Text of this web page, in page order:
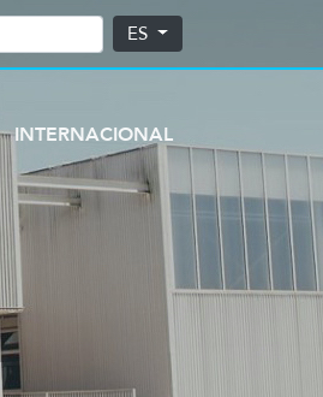
ES
INTERNACIONAL